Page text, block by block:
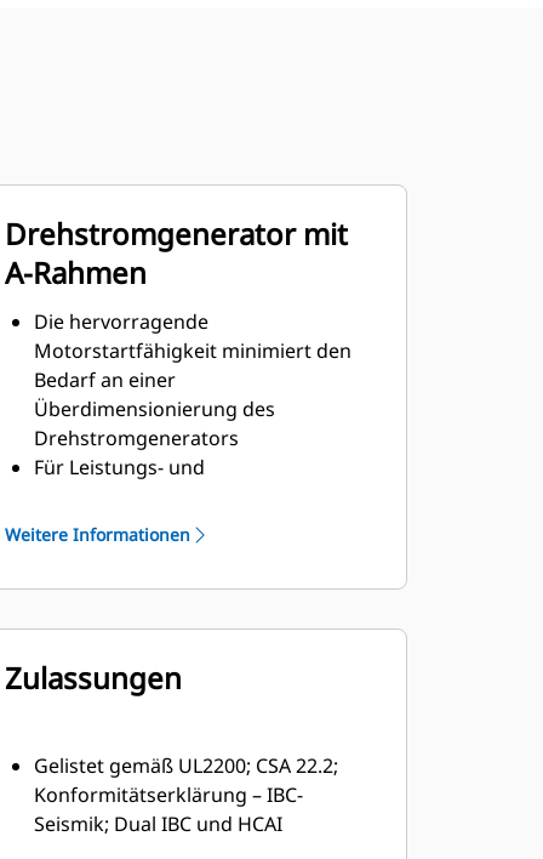
Drehstromgenerator mit
A-Rahmen
Die hervorragende
Motorstartfähigkeit minimiert den
Bedarf an einer
Überdimensionierung des
Drehstromgenerators
Für Leistungs- und
Dieselmotoren ausgelegt
Weitere Informationen
Zulassungen
Gelistet gemäß UL2200; CSA 22.2;
Konformitätserklärung – IBC-
Seismik; Dual IBC und HCAI